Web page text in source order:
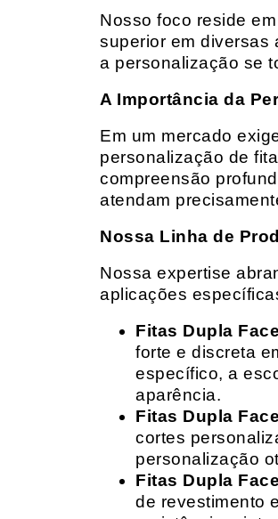
Nosso foco reside
superior em diversas
a personalização se
A Importância da
Em um mercado
personalização de
compreensão
atendam
Nossa Linha de
Nossa expertise
aplicações
Fitas Dupla
forte e discreta
específico, a
aparência.
Fitas Dupla
cortes
personalização
Fitas Dupla
de revestimento